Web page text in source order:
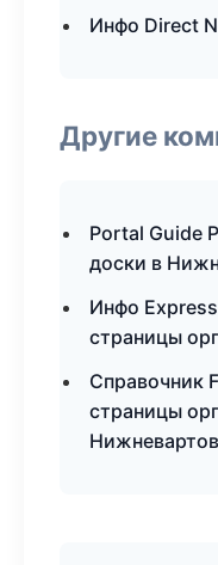
Инфо Direct
Другие
Portal Guide
доски в
Инфо
страницы
Справочник
страницы